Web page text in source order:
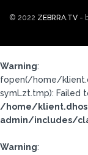
© 2022 ZEBRRA.TV -
Warning:
fopen(/home/
symLzt.tmp): Failed
/home/
admin/includes/
Warning: